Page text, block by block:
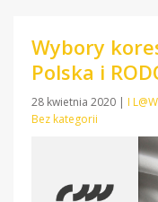
Wybory
Polska i
28 kwietnia 2020 | I
Bez kategorii